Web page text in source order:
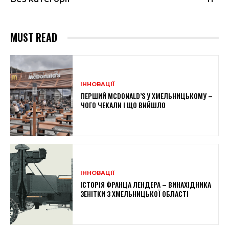
MUST READ
ІННОВАЦІЇ
ПЕРШИЙ MCDONALD’S У ХМЕЛЬНИЦЬКОМУ –
ЧОГО ЧЕКАЛИ І ЩО ВИЙШЛО
ІННОВАЦІЇ
ІСТОРІЯ ФРАНЦА ЛЕНДЕРА – ВИНАХІДНИКА
ЗЕНІТКИ З ХМЕЛЬНИЦЬКОЇ ОБЛАСТІ